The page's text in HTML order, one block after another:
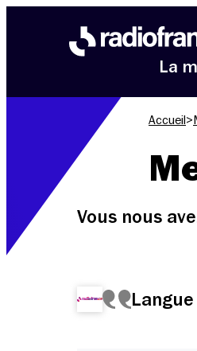
La
Accueil >
Vous nous